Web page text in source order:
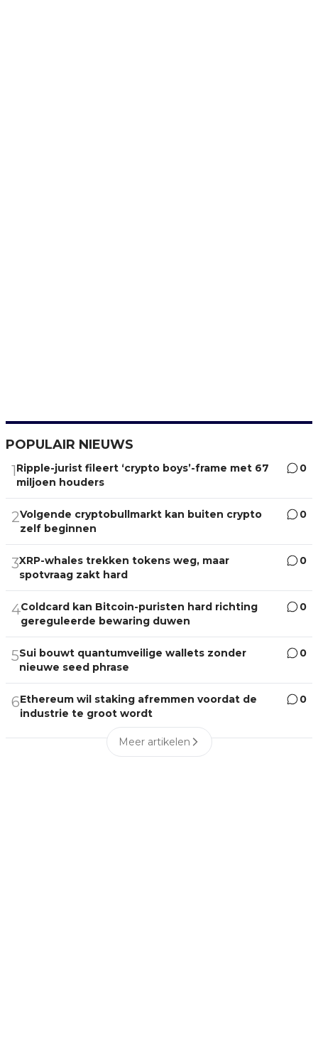
POPULAIR NIEUWS
1Ripple-jurist fileert ‘crypto boys’-frame met 67
miljoen houders
0
2Volgende cryptobullmarkt kan buiten crypto
zelf beginnen
0
3XRP-whales trekken tokens weg, maar
spotvraag zakt hard
0
4Coldcard kan Bitcoin-puristen hard richting
gereguleerde bewaring duwen
0
5Sui bouwt quantumveilige wallets zonder
nieuwe seed phrase
0
6Ethereum wil staking afremmen voordat de
industrie te groot wordt
0
Meer artikelen